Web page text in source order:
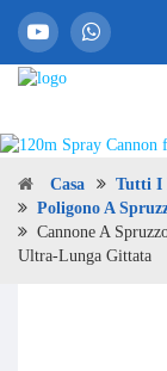
Casa Tutti I
Poligono A
Cannone A
Ultra-Lunga Gittata